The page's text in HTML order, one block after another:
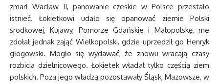
zmarł Wacław II, panowanie czeskie w Polsce przestało
istnieć. Łokietkowi udało się opanować ziemie Polski
środkowej, Kujawy, Pomorze Gdańskie i Małopolskę, me
zdołał jednak zająć Wielkopolski, gdzie uprzedził go Henryk
głogowski. Mogło się wydawać, że znowu wracają czasy
rozbicia dzielnicowego. Łokietek władał tylko częścią ziem
polskich. Poza jego władzą pozostawały Śląsk, Mazowsze, w